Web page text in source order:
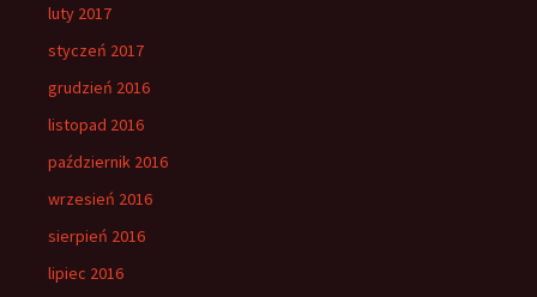
luty 2017
styczeń 2017
grudzień 2016
listopad 2016
październik 2016
wrzesień 2016
sierpień 2016
lipiec 2016